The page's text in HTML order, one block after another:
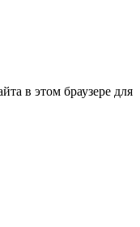
в этом браузере для